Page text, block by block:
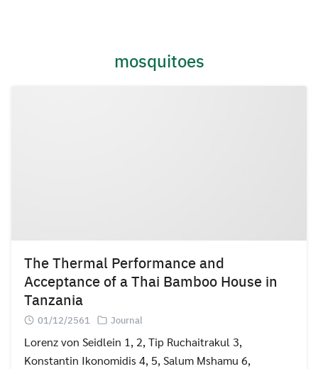
mosquitoes
The Thermal Performance and
Acceptance of a Thai Bamboo House in
Tanzania
01/12/2561 Journal
Lorenz von Seidlein 1, 2, Tip Ruchaitrakul 3,
Konstantin Ikonomidis 4, 5, Salum Mshamu 6,